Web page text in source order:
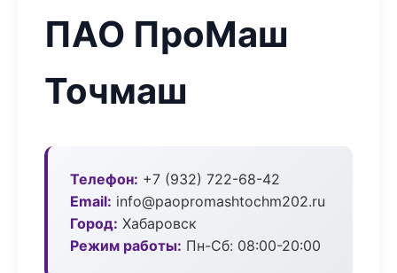
ПАО ПроМаш
Точмаш
Телефон: +7 (932) 722-68-42
Email: info@paopromashtochm202.ru
Город: Хабаровск
Режим работы: Пн-Сб: 08:00-20:00